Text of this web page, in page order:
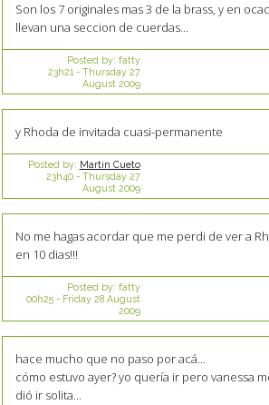
Son los 7 originales mas 3 de la brass, y en
llevan una seccion de cuerdas...
Posted by: fatty
23h21 - Thursday 27
August 2009
y Rhoda de invitada cuasi-permanente
Posted by: Martin Cueto
23h40- Thursday 27
August 2009
No me hagas acordar que me perdi de ver a
en 10 dias!!!
Posted by: fatty
00h25- Friday 28 August
2009
hace mucho que no paso por acá...
cómo estuvo ayer? yo quería ir pero vanessa
dió ir solita...